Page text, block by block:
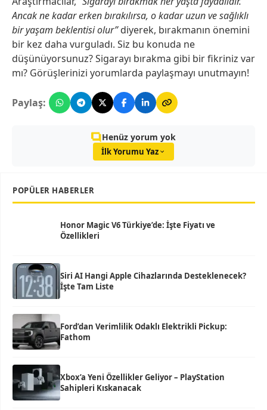
Ancak ne kadar erken bırakılırsa, o kadar uzun ve sağlıklı
bir yaşam beklentisi olur”diyerek, bırakmanın önemini
bir kez daha vurguladı. Siz bu konuda ne
düşünüyorsunuz? Sigarayı bırakma gibi bir fikriniz var
mı? Görüşlerinizi yorumlarda paylaşmayı unutmayın!
Paylaş:
Henüz yorum yok
İlk Yorumu Yaz
POPÜLER HABERLER
Honor Magic V6 Türkiye’de: İşte Fiyatı ve
Özellikleri
Siri AI Hangi Apple Cihazlarında Desteklenecek?
İşte Tam Liste
Ford’dan Verimlilik Odaklı Elektrikli Pickup:
Fathom
Xbox’a Yeni Özellikler Geliyor – PlayStation
Sahipleri Kıskanacak